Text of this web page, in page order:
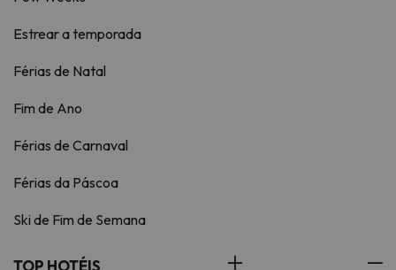
Estrear a temporada
Férias de Natal
Fim de Ano
Férias de Carnaval
Férias da Páscoa
Ski de Fim de Semana